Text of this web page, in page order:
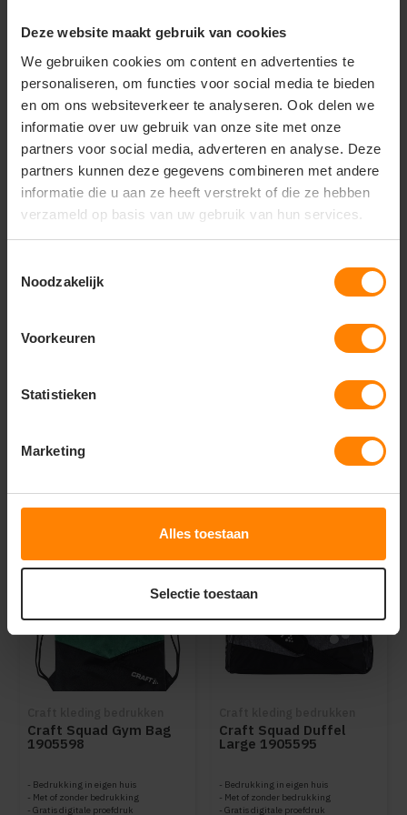
Deze website maakt gebruik van cookies
We gebruiken cookies om content en advertenties te
personaliseren, om functies voor social media te bieden
en om ons websiteverkeer te analyseren. Ook delen we
informatie over uw gebruik van onze site met onze
partners voor social media, adverteren en analyse. Deze
partners kunnen deze gegevens combineren met andere
informatie die u aan ze heeft verstrekt of die ze hebben
verzameld op basis van uw gebruik van hun services.
Noodzakelijk
Voorkeuren
Statistieken
Marketing
Alles toestaan
Selectie toestaan
intensief dagelijks gebruik.
De Craft Pro Control 2-Layer Equipment Big Bag
combineert ruimte, duurzaamheid en comfort. Een
betrouwbare keuze voor sporters, trainers en teams
die hun uitrusting georganiseerd en veilig willen
vervoeren.
Vragen? Neem contact
op met onze
mail info@jobopromotions.nl
store Bezoek onze showroom:
Items van productcarrousel
Craft Squad Gym Bag
1905598
Bedrukking in eigen huis
Met of zonder bedrukking
Gratis digitale proefdruk
Craft Squad Duffel
Large 1905595
Bedrukking in eigen huis
Met of zonder bedrukking
Gratis digitale proefdruk